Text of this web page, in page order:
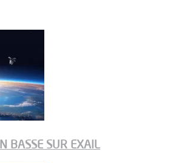
BASSE SUR EXAIL